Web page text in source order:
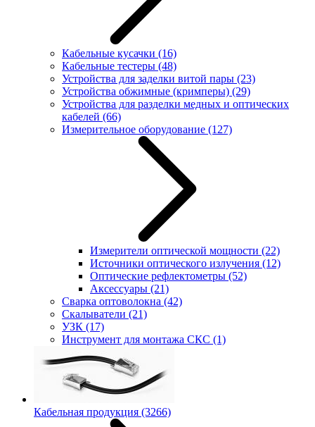
Кабельные кусачки (16)
Кабельные тестеры (48)
Устройства для заделки витой пары (23)
Устройства обжимные (кримперы) (29)
Устройства для разделки медных и оптических
кабелей (66)
Измерительное оборудование (127)
Измерители оптической мощности (22)
Источники оптического излучения (12)
Оптические рефлектометры (52)
Аксессуары (21)
Сварка оптоволокна (42)
Скалыватели (21)
УЗК (17)
Инструмент для монтажа СКС (1)
Кабельная продукция (3266)